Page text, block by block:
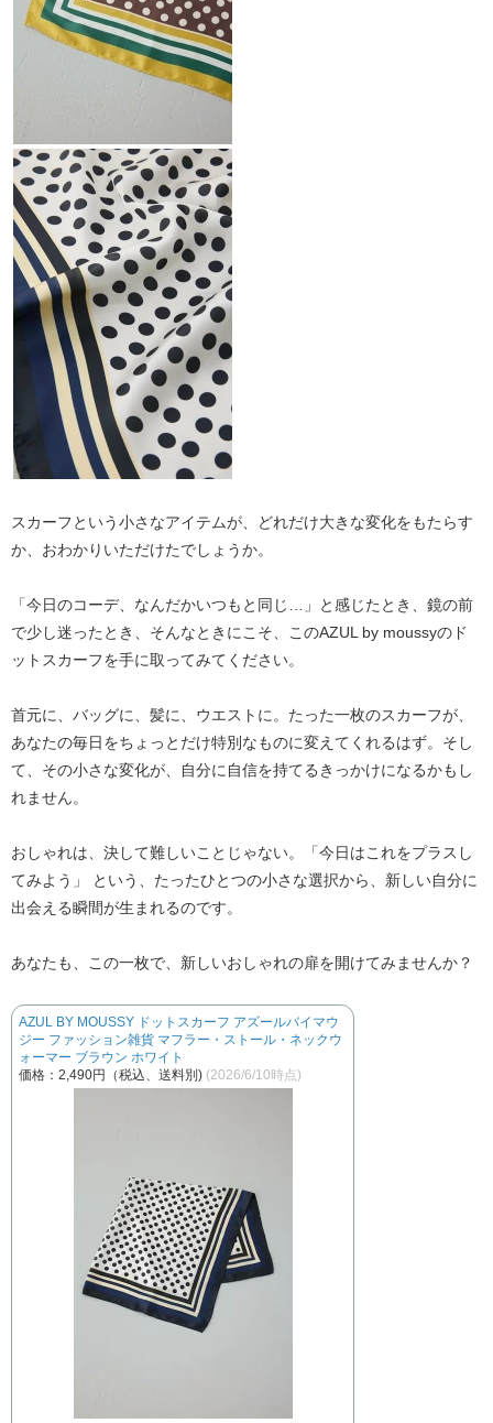
スカーフという小さなアイテムが、どれだけ大きな変化をもたらす
か、おわかりいただけたでしょうか。
「今日のコーデ、なんだかいつもと同じ…」と感じたとき、鏡の前
で少し迷ったとき、そんなときにこそ、このAZUL by moussyのド
ットスカーフを手に取ってみてください。
首元に、バッグに、髪に、ウエストに。たった一枚のスカーフが、
あなたの毎日をちょっとだけ特別なものに変えてくれるはず。そし
て、その小さな変化が、
自分に自信を持てる きっかけになるかもし
れません。
おしゃれは、決して難しいことじゃない。
「今日はこれをプラスし
てみよう」
という、たったひとつの小さな選択から、新しい自分に
出会える瞬間が生まれるのです。
あなたも、この一枚で、新しいおしゃれの扉を開けてみませんか？
AZUL BY MOUSSY ドットスカーフ アズールバイマウ
ジー ファッション雑貨 マフラー・ストール・ネックウ
ォーマー ブラウン ホワイト
価格：2,490円（税込、送料別) (2026/6/10時点)